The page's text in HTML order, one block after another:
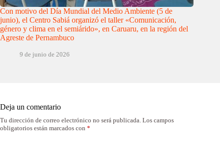
Con motivo del Día Mundial del Medio Ambiente (5 de
junio), el Centro Sabiá organizó el taller «Comunicación,
género y clima en el semiárido», en Caruaru, en la región del
Agreste de Pernambuco
9 de junio de 2026
Deja un comentario
Tu dirección de correo electrónico no será publicada. Los campos
obligatorios están marcados con *